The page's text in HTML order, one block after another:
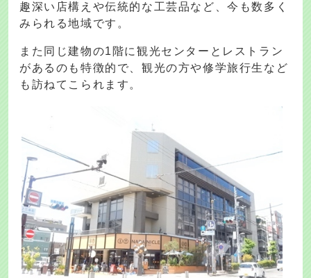
趣深い店構えや伝統的な工芸品など、今も数多く
みられる地域です。
また同じ建物の1階に観光センターとレストラン
があるのも特徴的で、観光の方や修学旅行生など
も訪ねてこられます。